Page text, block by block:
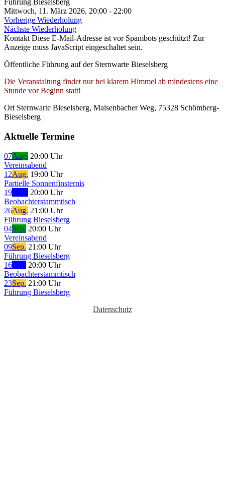
Führung Bieselsberg
Mittwoch, 11. März 2026, 20:00 - 22:00
Vorherige Wiederholung
Nächste Wiederholung
Kontakt Diese E-Mail-Adresse ist vor Spambots geschützt! Zur
Anzeige muss JavaScript eingeschaltet sein.
Öffentliche Führung auf der Sternwarte Bieselsberg
Die Veranstaltung findet nur bei klarem Himmel ab mindestens eine
Stunde vor Beginn statt!
Ort Sternwarte Bieselsberg, Maisenbacher Weg, 75328 Schömberg-
Bieselsberg
Aktuelle Termine
07Aug. 20:00 Uhr
Vereinsabend
12Aug. 19:00 Uhr
Partielle Sonnenfinsternis
19
20:00 Uhr
Beobachterstammtisch
26Aug. 21:00 Uhr
Führung Bieselsberg
04Sep. 20:00 Uhr
Vereinsabend
09Sep. 21:00 Uhr
Führung Bieselsberg
16
20:00 Uhr
Beobachterstammtisch
23Sep. 21:00 Uhr
Führung Bieselsberg
Datenschutz